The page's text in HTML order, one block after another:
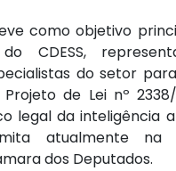
como objetivo
CDESS,
do setor
de Lei nº
legal da inteligência
atualmente na
dos Deputados.